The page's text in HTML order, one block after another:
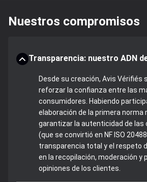
Nuestros compromisos
Transparencia: nuestro ADN
Desde su creación, Avis Vérifiés
reforzar la confianza entre las
consumidores. Habiendo
elaboración de la primera norma
garantizar la autenticidad de las
(que se convirtió en NF ISO
transparencia total y el respeto
en la recopilación, moderación y
opiniones de los clientes.